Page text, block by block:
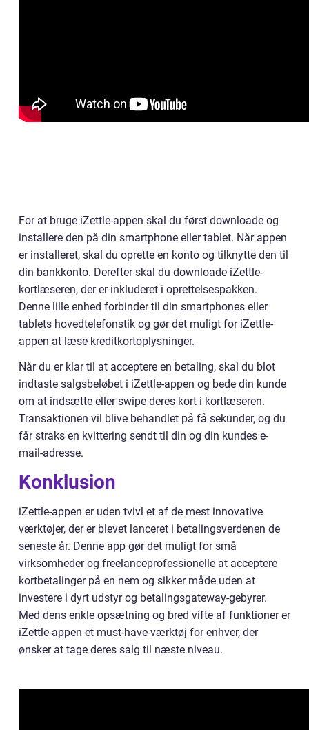
For at bruge iZettle-appen skal du først downloade og
installere den på din smartphone eller tablet. Når appen
er installeret, skal du oprette en konto og tilknytte den til
din bankkonto. Derefter skal du downloade iZettle-
kortlæseren, der er inkluderet i oprettelsespakken.
Denne lille enhed forbinder til din smartphones eller
tablets hovedtelefonstik og gør det muligt for iZettle-
appen at læse kreditkortoplysninger.
Når du er klar til at acceptere en betaling, skal du blot
indtaste salgsbeløbet i iZettle-appen og bede din kunde
om at indsætte eller swipe deres kort i kortlæseren.
Transaktionen vil blive behandlet på få sekunder, og du
får straks en kvittering sendt til din og din kundes e-
mail-adresse.
Konklusion
iZettle-appen er uden tvivl et af de mest innovative
værktøjer, der er blevet lanceret i betalingsverdenen de
seneste år. Denne app gør det muligt for små
virksomheder og freelanceprofessionelle at acceptere
kortbetalinger på en nem og sikker måde uden at
investere i dyrt udstyr og betalingsgateway-gebyrer.
Med dens enkle opsætning og bred vifte af funktioner er
iZettle-appen et must-have-værktøj for enhver, der
ønsker at tage deres salg til næste niveau.